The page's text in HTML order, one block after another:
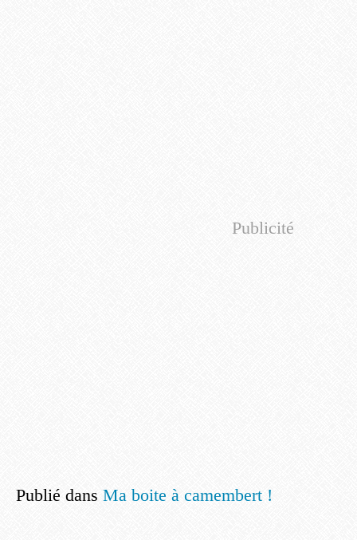
Publicité
Publié dans Ma boite à camembert !